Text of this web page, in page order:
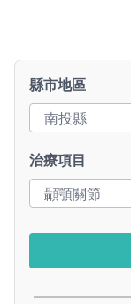
縣市地區
治療項目